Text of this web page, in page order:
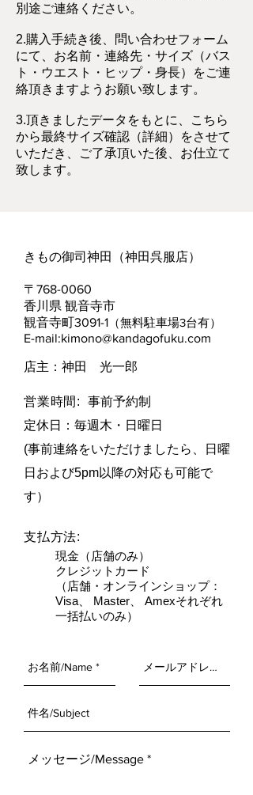
別途ご連絡ください。
2.購入手続き後、問い合わせフォーム
にて、お名前・連絡先・サイズ（バス
ト・ウエスト・ヒップ・身長）をご連
絡頂きますようお願い致します。
3.頂きましたデータをもとに、こちら
から最終サイズ確認（詳細）をさせて
いただき、ご了承頂いた後、お仕立て
致します。
きもの御司神田（神田呉服店）​
​〒768-0060
香川県 観音寺市
観音寺町3091-1 （無料駐車場3台有）
E-mail:kimono@kandagofuku.com
​店主：神田 光一郎
営業時間:
事前予約制
定休日：毎週木・日曜日​
(事前連絡をいただけましたら、日曜
日および5pm以降の対応も可能で
す）
支払方法:
現金（店舗のみ）
クレジットカード
（店舗・オンラインショップ：
Visa、 Master、 Amexそれぞれ
一括払いのみ）